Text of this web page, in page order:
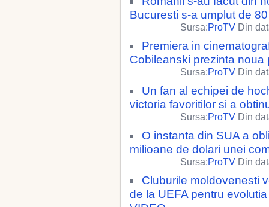
Bucuresti s-a umplut de
Sursa:ProTV Din
Premiera in
Cobileanski prezinta noua
Sursa:ProTV Din
Un fan al echipei de
victoria favoritilor si a
Sursa:ProTV Din
O instanta din SUA a
milioane de dolari unei
Sursa:ProTV Din
Cluburile moldovenesti
de la UEFA pentru